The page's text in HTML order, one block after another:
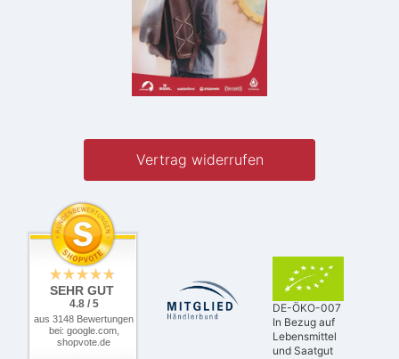
Vertrag widerrufen
SEHR GUT
4.8 / 5
aus 3148 Bewertungen
bei: google.com,
shopvote.de
DE-ÖKO-007
In Bezug auf
Lebensmittel
und Saatgut